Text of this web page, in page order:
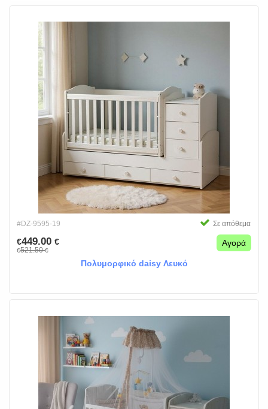
#DZ-9595-19 Σε απόθεμα
€449.00 €
€521.50€
Αγορά
Πολυμορφικό daisy Λευκό